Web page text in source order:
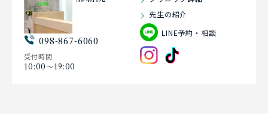
098-867-6060
受付時間
10:00〜19:00
先生の紹介
LINE予約・相談